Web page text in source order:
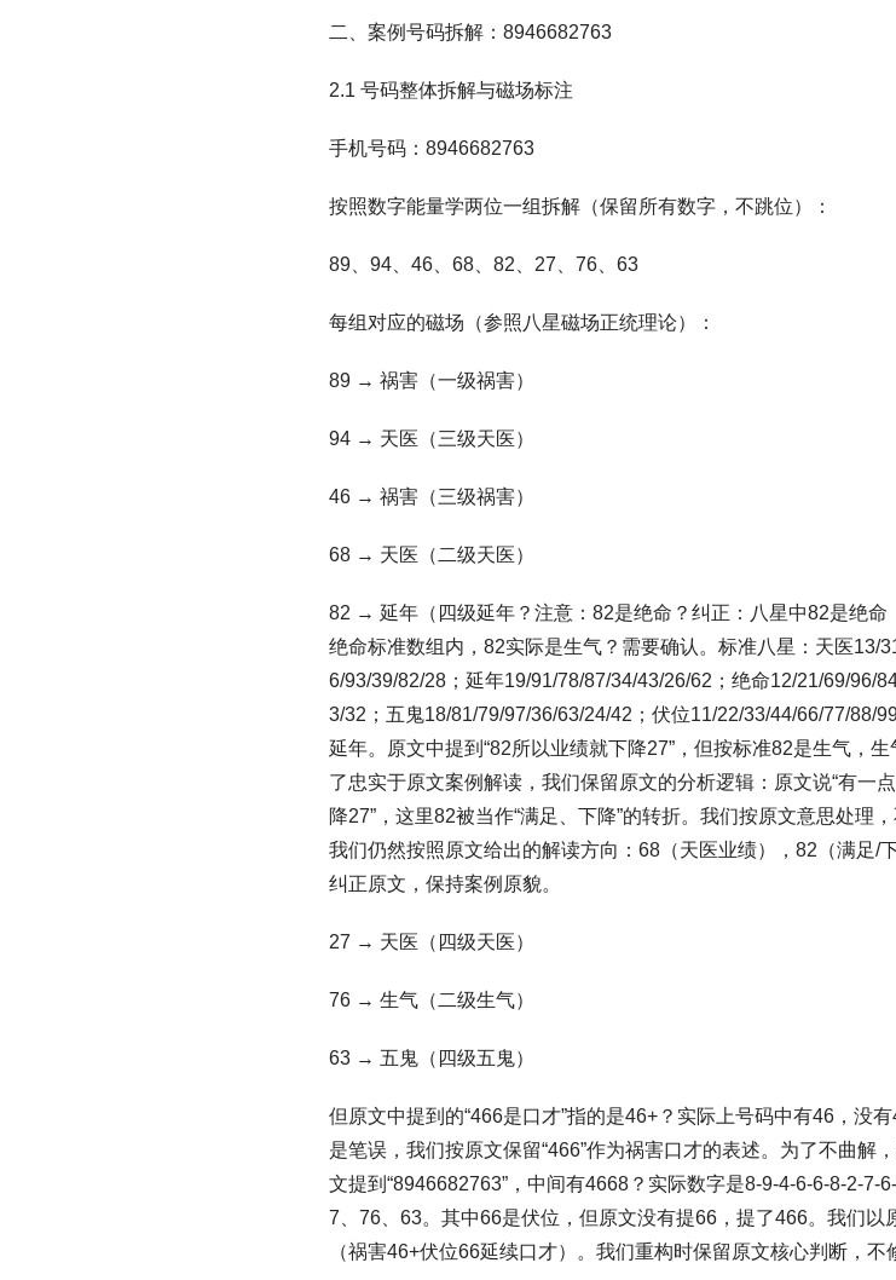
二、案例号码拆解：8946682763
2.1 号码整体拆解与磁场标注
手机号码：8946682763
按照数字能量学两位一组拆解（保留所有数字，不跳位）：
89、94、46、68、82、27、76、63
每组对应的磁场（参照八星磁场正统理论）：
89 → 祸害（一级祸害）
94 → 天医（三级天医）
46 → 祸害（三级祸害）
68 → 天医（二级天医）
82 → 延年（四级延年？注意：82是绝命？纠正：八星中82是绝命
绝命标准数组内，82实际是生气？需要确认。标准八星：天医13/
6/93/39/82/28；延年19/91/78/87/34/43/26/62；绝命12/21/69/96/
3/32；五鬼18/81/79/97/36/63/24/42；伏位11/22/33/44/66/77/88/
延年。原文中提到“82所以业绩就下降27”，但按标准82是生气，
了忠实于原文案例解读，我们保留原文的分析逻辑：原文说“有一
降27”，这里82被当作“满足、下降”的转折。我们按原文意思处理
我们仍然按照原文给出的解读方向：68（天医业绩），82（满足/
纠正原文，保持案例原貌。
27 → 天医（四级天医）
76 → 生气（二级生气）
63 → 五鬼（四级五鬼）
但原文中提到的“466是口才”指的是46+？实际上号码中有46，没
是笔误，我们按原文保留“466”作为祸害口才的表述。为了不曲解
文提到“8946682763”，中间有4668？实际数字是8-9-4-6-6-8-2-7-
7、76、63。其中66是伏位，但原文没有提66，提了466。我们以
（祸害46+伏位66延续口才）。我们重构时保留原文核心判断，不